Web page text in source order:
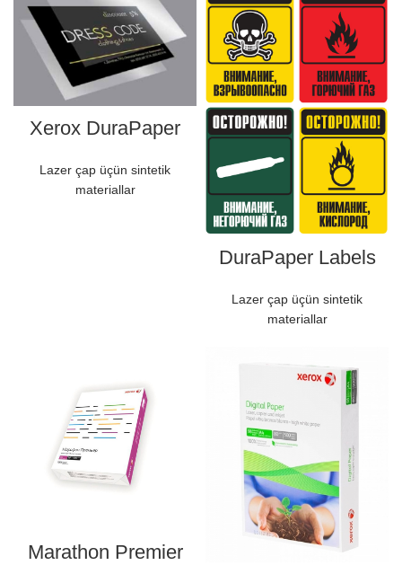
Xerox DuraPaper
Lazer çap üçün sintetik
materiallar
DuraPaper Labels
Lazer çap üçün sintetik
materiallar
Marathon Premier